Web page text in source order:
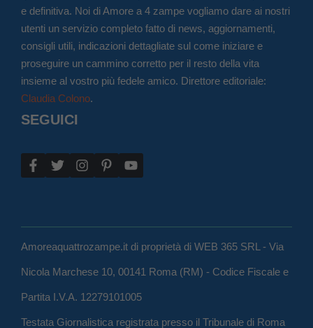
e definitiva. Noi di Amore a 4 zampe vogliamo dare ai nostri
utenti un servizio completo fatto di news, aggiornamenti,
consigli utili, indicazioni dettagliate sul come iniziare e
proseguire un cammino corretto per il resto della vita
insieme al vostro più fedele amico. Direttore editoriale:
Claudia Colono.
SEGUICI
Amoreaquattrozampe.it di proprietà di WEB 365 SRL - Via
Nicola Marchese 10, 00141 Roma (RM) - Codice Fiscale e
Partita I.V.A. 12279101005
Testata Giornalistica registrata presso il Tribunale di Roma